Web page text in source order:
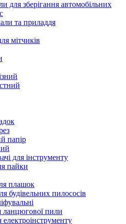
для зберігання автомобільних
та приладдя
мітчиків
папір
для інструменту
пайки
плашок
будівельних пилососів
пили